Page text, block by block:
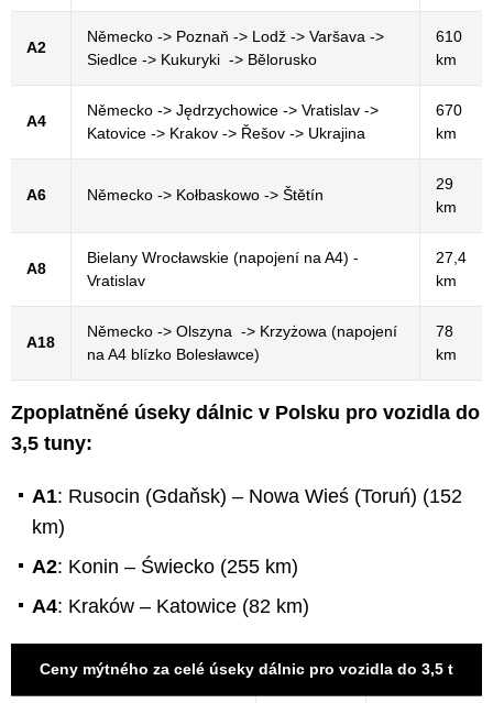
A2
Německo -> Poznaň -> Lodž -> Varšava ->
Siedlce -> Kukuryki -> Bělorusko
610
km
A4
Německo -> Jędrzychowice -> Vratislav ->
Katovice -> Krakov -> Řešov -> Ukrajina
670
km
A6 Německo -> Kołbaskowo -> Štětín
29
km
A8
Bielany Wrocławskie (napojení na A4) -
Vratislav
27,4
km
A18
Německo -> Olszyna -> Krzyżowa (napojení
na A4 blízko Bolesławce)
78
km
Zpoplatněné úseky dálnic v Polsku pro vozidla do
3,5 tuny:
A1: Rusocin (Gdaňsk) –⁠ Nowa Wieś (Toruń) (152
km)
A2: Konin –⁠ Świecko (255 km)
A4: Kraków –⁠ Katowice (82 km)
Ceny mýtného za celé úseky dálnic pro vozidla do 3,5 t